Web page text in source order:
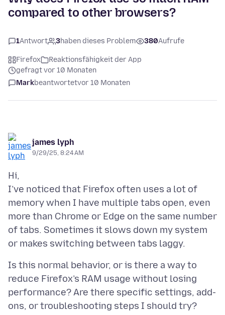
compared to other browsers?
1Antwort 3haben dieses Problem 380Aufrufe
Firefox
Reaktionsfähigkeit der App
gefragt vor 10 Monaten
Markbeantwortetvor 10 Monaten
james lyph
9/29/25, 8:24 AM
Hi,
I’ve noticed that Firefox often uses a lot of
memory when I have multiple tabs open, even
more than Chrome or Edge on the same number
of tabs. Sometimes it slows down my system
Is this normal behavior, or is there a way to
reduce Firefox’s RAM usage without losing
performance? Are there specific settings, add-